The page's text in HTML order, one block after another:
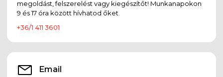
megoldást, felszerelést vagy kiegészítőt! Munkanapokon
9 és 17 óra között hívhatod őket.
+36/1 411 3601
Email